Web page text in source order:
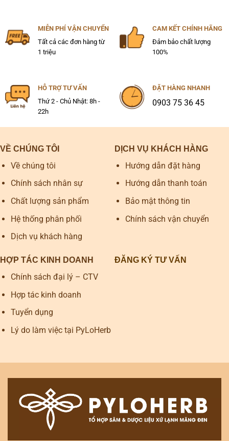
MIỄN PHÍ VẬN CHUYỂN
Tất cả các đơn hàng từ
1 triệu
CAM KẾT CHÍNH HÃNG
Đảm bảo chất lượng
100%
HỖ TRỢ TƯ VẤN
Thứ 2 - Chủ Nhật: 8h -
22h
ĐẶT HÀNG NHANH
0903 75 36 45
VỀ CHÚNG TÔI
Về chúng tôi
Chính sách nhân sự
Chất lượng sản phẩm
Hệ thống phân phối
Dịch vụ khách hàng
DỊCH VỤ KHÁCH HÀNG
Hướng dẫn đặt hàng
Hướng dẫn thanh toán
Bảo mật thông tin
Chính sách vận chuyển
HỢP TÁC KINH DOANH
Chính sách đại lý – CTV
Hợp tác kinh doanh
Tuyển dụng
Lý do làm việc tại PyLoHerb
ĐĂNG KÝ TƯ VẤN